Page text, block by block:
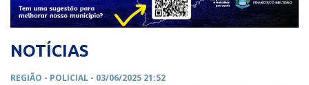
NOTÍCIAS
REGIÃO - POLICIAL - 03/06/2025 21:52